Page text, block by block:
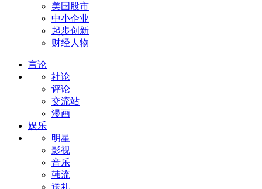
美国股市
中小企业
起步创新
财经人物
言论
社论
评论
交流站
漫画
娱乐
明星
影视
音乐
韩流